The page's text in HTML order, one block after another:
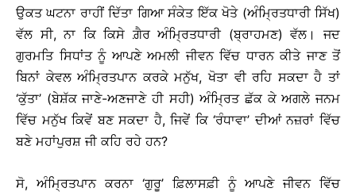
ਉਕਤ ਘਟਨਾ ਰਾਹੀਂ ਦਿੱਤਾ ਗਿਆ ਸੰਕੇਤ ਇੱਕ ਖੋਤੇ (ਅੰਮ੍ਰਿਤਧਾਰੀ ਸਿੱਖ)
ਵੱਲ ਸੀ, ਨਾ ਕਿ ਕਿਸੇ ਗ਼ੈਰ ਅੰਮ੍ਰਿਤਧਾਰੀ (ਬ੍ਰਾਹਮਣ) ਵੱਲ। ਜਦ
ਗੁਰਮਤਿ ਸਿਧਾਂਤ ਨੂੰ ਆਪਣੇ ਅਮਲੀ ਜੀਵਨ ਵਿੱਚ ਧਾਰਨ ਕੀਤੇ ਜਾਣ ਤੋਂ
ਬਿਨਾਂ ਕੇਵਲ ਅੰਮ੍ਰਿਤਪਾਨ ਕਰਕੇ ਮਨੁੱਖ, ਖੋਤਾ ਵੀ ਰਹਿ ਸਕਦਾ ਹੈ ਤਾਂ
‘ਕੁੱਤਾ’ (ਬੇਸ਼ੱਕ ਜਾਣੇ-ਅਣਜਾਣੇ ਹੀ ਸਹੀ) ਅੰਮ੍ਰਿਤ ਛੱਕ ਕੇ ਅਗਲੇ ਜਨਮ
ਵਿੱਚ ਮਨੁੱਖ ਕਿਵੇਂ ਬਣ ਸਕਦਾ ਹੈ, ਜਿਵੇਂ ਕਿ ‘ਰੰਧਾਵਾ’ ਦੀਆਂ ਨਜ਼ਰਾਂ ਵਿੱਚ
ਬਣੇ ਮਹਾਂਪੁਰਸ਼ ਜੀ ਕਹਿ ਰਹੇ ਹਨ?
ਸੋ, ਅੰਮ੍ਰਿਤਪਾਨ ਕਰਨਾ ‘ਗੁਰੂ’ ਫ਼ਿਲਾਸਫ਼ੀ ਨੂੰ ਆਪਣੇ ਜੀਵਨ ਵਿੱਚ